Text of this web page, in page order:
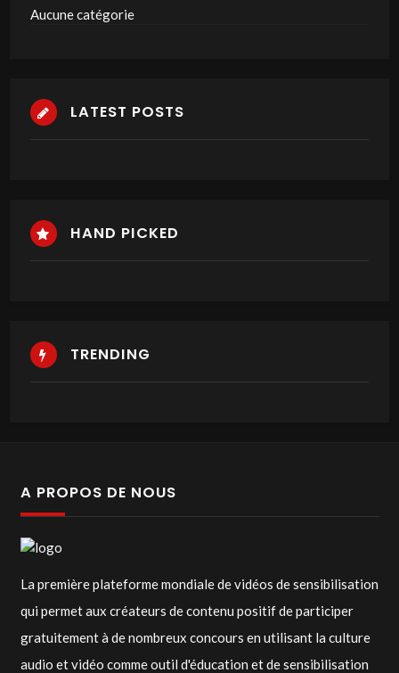
Aucune catégorie
LATEST POSTS
HAND PICKED
TRENDING
A PROPOS DE NOUS
La première plateforme mondiale de vidéos de sensibilisation
qui permet aux créateurs de contenu positif de participer
gratuitement à de nombreux concours en utilisant la culture
audio et vidéo comme outil d'éducation et de sensibilisation